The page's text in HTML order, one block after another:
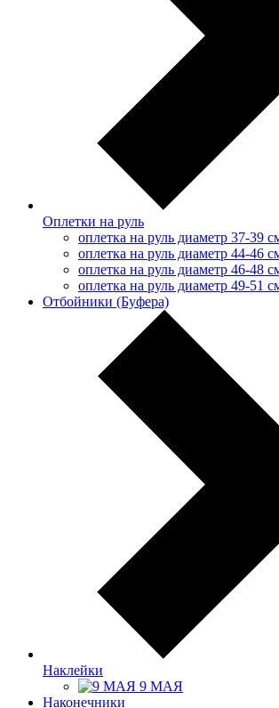
Оплетки на руль
оплетка на руль диаметр 37-39
оплетка на руль диаметр 44-46
оплетка на руль диаметр 46-48
оплетка на руль диаметр 49-51
Отбойники (Буфера)
Наклейки
9 МАЯ
Наконечники